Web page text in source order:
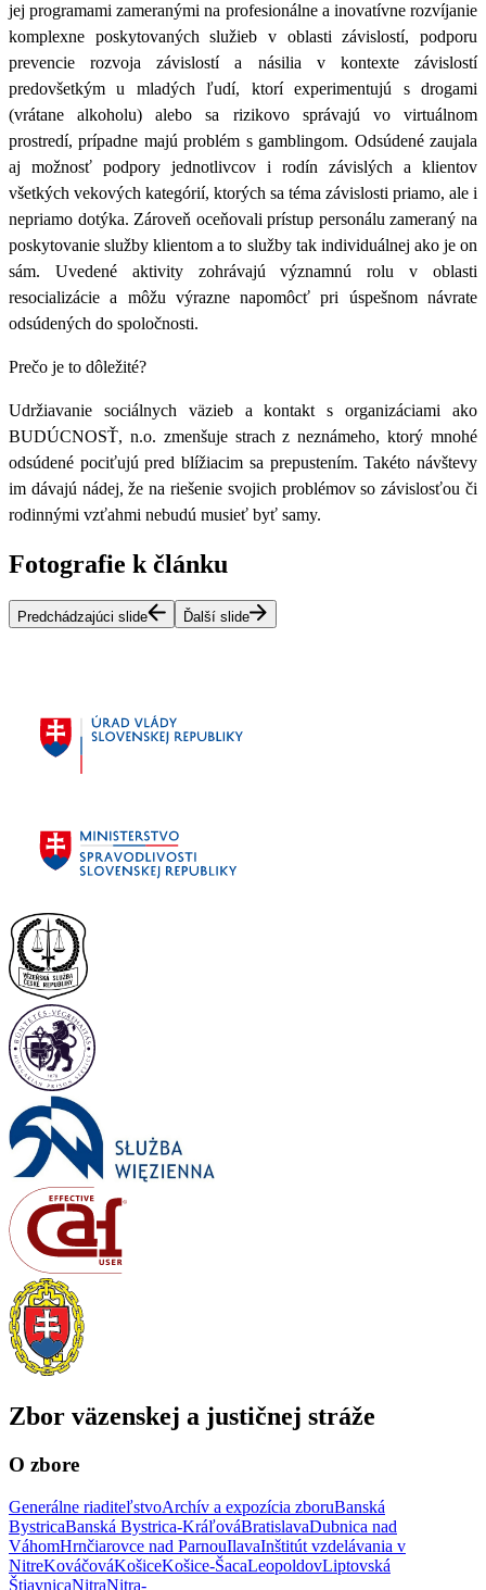
jej programami zameranými na profesionálne a inovatívne rozvíjanie
komplexne poskytovaných služieb v oblasti závislostí, podporu
prevencie rozvoja závislostí a násilia v kontexte závislostí
predovšetkým u mladých ľudí, ktorí experimentujú s drogami
(vrátane alkoholu) alebo sa rizikovo správajú vo virtuálnom
prostredí, prípadne majú problém s gamblingom. Odsúdené zaujala
aj možnosť podpory jednotlivcov i rodín závislých a klientov
všetkých vekových kategórií, ktorých sa téma závislosti priamo, ale i
nepriamo dotýka. Zároveň oceňovali prístup personálu zameraný na
poskytovanie služby klientom a to služby tak individuálnej ako je on
sám. Uvedené aktivity zohrávajú významnú rolu v oblasti
resocializácie a môžu výrazne napomôcť pri úspešnom návrate
odsúdených do spoločnosti.
Prečo je to dôležité?
Udržiavanie sociálnych väzieb a kontakt s organizáciami ako
BUDÚCNOSŤ, n.o. zmenšuje strach z neznámeho, ktorý mnohé
odsúdené pociťujú pred blížiacim sa prepustením. Takéto návštevy
im dávajú nádej, že na riešenie svojich problémov so závislosťou či
rodinnými vzťahmi nebudú musieť byť samy.
Fotografie k článku
Predchádzajúci slide Ďalší slide
Zbor väzenskej a justičnej stráže
O zbore
Generálne riaditeľstvoArchív a expozícia zboruBanská
BystricaBanská Bystrica-KráľováBratislavaDubnica nad
VáhomHrnčiarovce nad ParnouIlavaInštitút vzdelávania v
NitreKováčováKošiceKošice-ŠacaLeopoldovLiptovská
ŠtiavnicaNitraNitra-